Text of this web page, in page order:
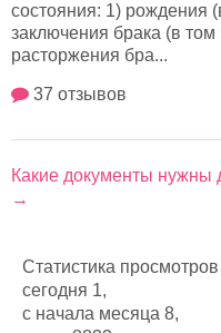
состояния: 1) рождения
заключения брака (в
расторжения бра...
37 отзывов
Какие документы нужны
→
Статистика
сегодня 1,
с начала месяца 8,